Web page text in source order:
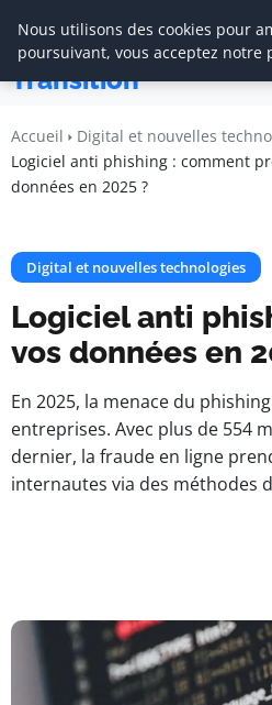
Cabinet De
Management De
Transition
Accueil
Digital et nouvelles
Logiciel anti phishing : comment
données en 2025 ?
Digital et nouvelles technologies
Logiciel anti
vos données en
En 2025, la menace du
entreprises. Avec plus de 554
dernier, la fraude en ligne
internautes via des méthodes
Nous utilisons des cookies pour
poursuivant, vous acceptez